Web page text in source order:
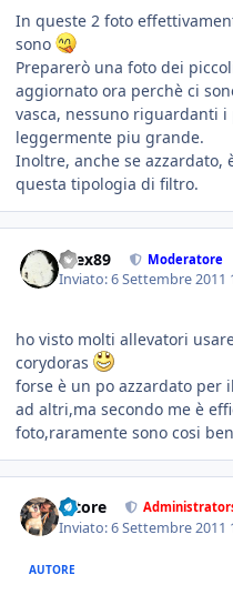
In queste 2 foto
sono
Preparerò una foto dei
aggiornato ora perchè ci
vasca, nessuno riguardanti
leggermente piu grande.
Inoltre, anche se azzardato,
questa tipologia di filtro.
brex89 Moderatore
Inviato:6 Settembre 2011
ho visto molti allevatori
corydoras
forse è un po azzardato per
ad altri,ma secondo me è
foto,raramente sono cosi
tatore
Inviato:6 Settembre 2011
AUTORE